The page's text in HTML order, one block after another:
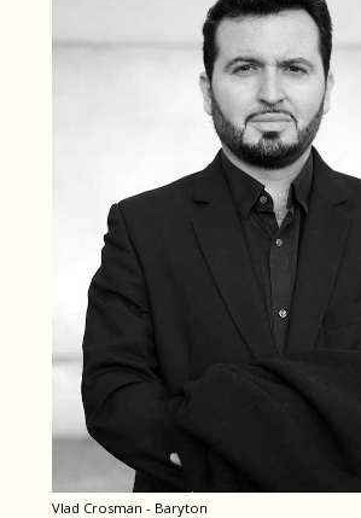
Vlad Crosman - Baryton